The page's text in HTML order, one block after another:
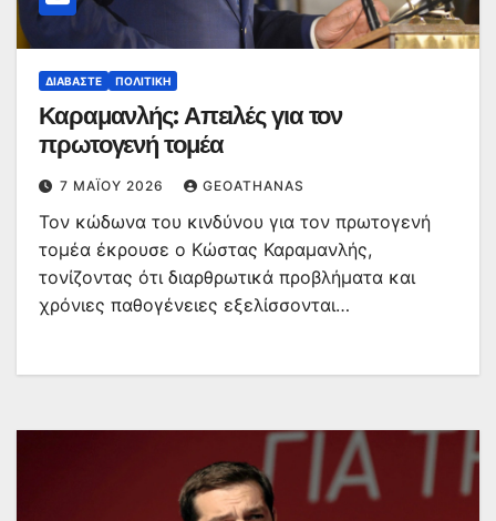
ΔΙΑΒΆΣΤΕ ΠΟΛΙΤΙΚΉ
Καραμανλής: Απειλές για τον
πρωτογενή τομέα
7 ΜΑΪ́ΟΥ 2026 GEOATHANAS
Τον κώδωνα του κινδύνου για τον πρωτογενή
τομέα έκρουσε ο Κώστας Καραμανλής,
τονίζοντας ότι διαρθρωτικά προβλήματα και
χρόνιες παθογένειες εξελίσσονται…